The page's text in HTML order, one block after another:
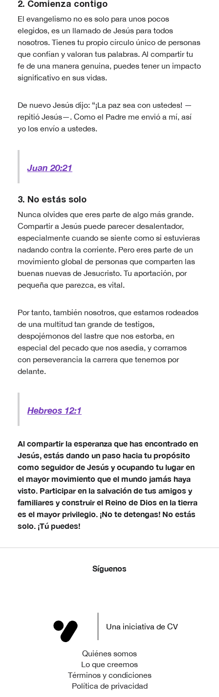
2. Comienza contigo
El evangelismo no es solo para unos pocos
elegidos, es un llamado de Jesús para todos
nosotros. Tienes tu propio círculo único de personas
que confían y valoran tus palabras. Al compartir tu
fe de una manera genuina, puedes tener un impacto
significativo en sus vidas.
De nuevo Jesús dijo: “¡La paz sea con ustedes! —
repitió Jesús—. Como el Padre me envió a mí, así
yo los envío a ustedes.
Juan 20:21
3. No estás solo
Nunca olvides que eres parte de algo más grande.
Compartir a Jesús puede parecer desalentador,
especialmente cuando se siente como si estuvieras
nadando contra la corriente. Pero eres parte de un
movimiento global de personas que comparten las
buenas nuevas de Jesucristo. Tu aportación, por
pequeña que parezca, es vital.
Por tanto, también nosotros, que estamos rodeados
de una multitud tan grande de testigos,
despojémonos del lastre que nos estorba, en
especial del pecado que nos asedia, y corramos
con perseverancia la carrera que tenemos por
delante.
Hebreos 12:1
Al compartir la esperanza que has encontrado en
Jesús, estás dando un paso hacia tu propósito
como seguidor de Jesús y ocupando tu lugar en
el mayor movimiento que el mundo jamás haya
visto. Participar en la salvación de tus amigos y
familiares y construir el Reino de Dios en la tierra
es el mayor privilegio. ¡No te detengas! No estás
solo. ¡Tú puedes!
Una iniciativa de CV
Quiénes somos
Lo que creemos
Términos y condiciones
Política de privacidad
Síguenos